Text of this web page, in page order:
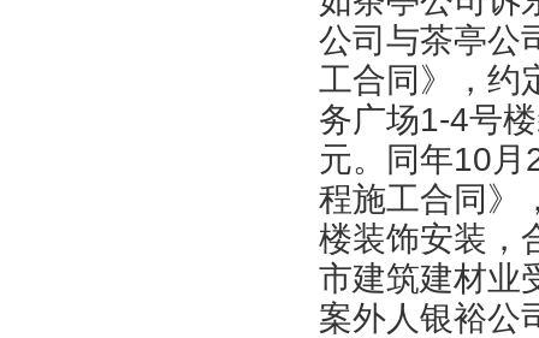
公司与茶亭公
工合同》，约
务广场1-4号
元。同年10月
程施工合同》
楼装饰安装，
市建筑建材业
案外人银裕公